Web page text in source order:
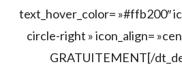
text_hover_color= »#ffb200″
circle-right » icon_align=
GRATUITEMENT[/